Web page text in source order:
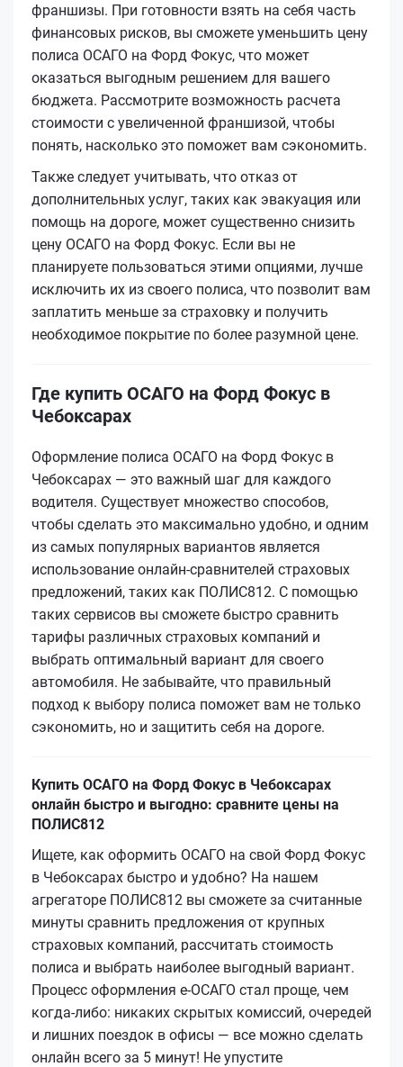
франшизы. При готовности взять на себя часть
финансовых рисков, вы сможете уменьшить цену
полиса ОСАГО на Форд Фокус, что может
оказаться выгодным решением для вашего
бюджета. Рассмотрите возможность расчета
стоимости с увеличенной франшизой, чтобы
понять, насколько это поможет вам сэкономить.
Также следует учитывать, что отказ от
дополнительных услуг, таких как эвакуация или
помощь на дороге, может существенно снизить
цену ОСАГО на Форд Фокус. Если вы не
планируете пользоваться этими опциями, лучше
исключить их из своего полиса, что позволит вам
заплатить меньше за страховку и получить
необходимое покрытие по более разумной цене.
Где купить ОСАГО на Форд Фокус в
Чебоксарах
Оформление полиса ОСАГО на Форд Фокус в
Чебоксарах — это важный шаг для каждого
водителя. Существует множество способов,
чтобы сделать это максимально удобно, и одним
из самых популярных вариантов является
использование онлайн-сравнителей страховых
предложений, таких как ПОЛИС812. С помощью
таких сервисов вы сможете быстро сравнить
тарифы различных страховых компаний и
выбрать оптимальный вариант для своего
автомобиля. Не забывайте, что правильный
подход к выбору полиса поможет вам не только
сэкономить, но и защитить себя на дороге.
Купить ОСАГО на Форд Фокус в Чебоксарах
онлайн быстро и выгодно: сравните цены на
ПОЛИС812
Ищете, как оформить ОСАГО на свой Форд Фокус
в Чебоксарах быстро и удобно? На нашем
агрегаторе ПОЛИС812 вы сможете за считанные
минуты сравнить предложения от крупных
страховых компаний, рассчитать стоимость
полиса и выбрать наиболее выгодный вариант.
Процесс оформления е-ОСАГО стал проще, чем
когда-либо: никаких скрытых комиссий, очередей
и лишних поездок в офисы — все можно сделать
онлайн всего за 5 минут! Не упустите